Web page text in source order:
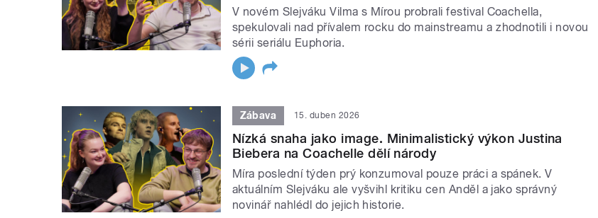
V novém Slejváku Vilma s Mírou probrali festival Coachella,
spekulovali nad přívalem rocku do mainstreamu a zhodnotili i novou
sérii seriálu Euphoria.
Zábava 15. duben 2026
Nízká snaha jako image. Minimalistický výkon Justina
Biebera na Coachelle dělí národy
Míra poslední týden prý konzumoval pouze práci a spánek. V
aktuálním Slejváku ale vyšvihl kritiku cen Anděl a jako správný
novinář nahlédl do jejich historie.